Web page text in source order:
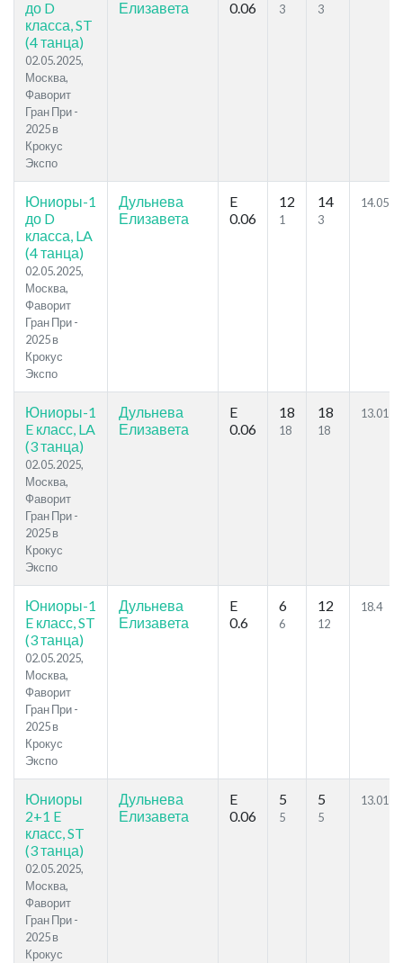
до D
класса, ST
(4 танца)
02.05.2025,
Москва,
Фаворит
Гран При -
2025 в
Крокус
Экспо
Елизавета 0.06 3 3
Юниоры-1
до D
класса, LA
(4 танца)
02.05.2025,
Москва,
Фаворит
Гран При -
2025 в
Крокус
Экспо
Дульнева
Елизавета
E
0.06
12
1
14
3
14.05
Юниоры-1
E класс, LA
(3 танца)
02.05.2025,
Москва,
Фаворит
Гран При -
2025 в
Крокус
Экспо
Дульнева
Елизавета
E
0.06
18
18
18
18
13.01
Юниоры-1
E класс, ST
(3 танца)
02.05.2025,
Москва,
Фаворит
Гран При -
2025 в
Крокус
Экспо
Дульнева
Елизавета
E
0.6
6
6
12
12
18.4
Юниоры
2+1 E
класс, ST
(3 танца)
02.05.2025,
Москва,
Фаворит
Гран При -
2025 в
Крокус
Дульнева
Елизавета
E
0.06
5
5
5
5
13.01